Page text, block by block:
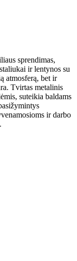
sprendimas,
ir lentynos su
atmosferą, bet ir
Tvirtas metalinis
suteikia baldams
ir darbo